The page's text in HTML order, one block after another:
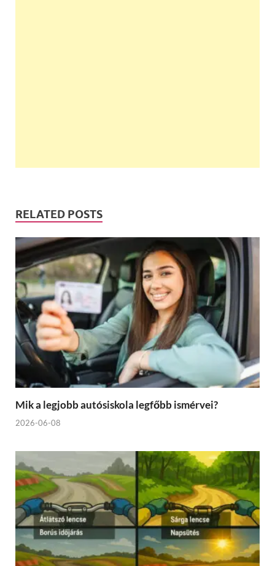
RELATED POSTS
Mik a legjobb autósiskola legfőbb ismérvei?
2026-06-08